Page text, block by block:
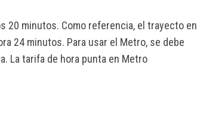
20 minutos. Como referencia, el trayecto en
24 minutos. Para usar el Metro, se debe
La tarifa de hora punta en Metro